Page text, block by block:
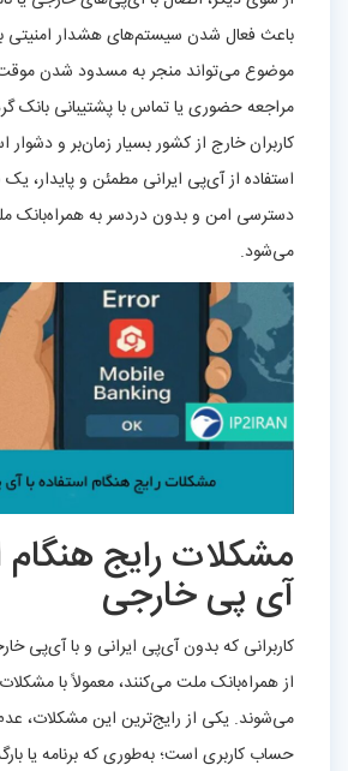
باعث فعال شدن سیستم‌های هشدار امنیتی
موضوع می‌تواند منجر به مسدود شدن موقت
مراجعه حضوری یا تماس با پشتیبانی بانک گردد؛
کاربران خارج از کشور بسیار زمان‌بر و دشوار است.
استفاده از آی‌پی ایرانی مطمئن و پایدار، یک
دسترسی امن و بدون دردسر به همراه‌بانک
می‌شود.
مشکلات رایج هنگام
آی‌ پی خارجی
کاربرانی که بدون آی‌پی ایرانی و با آی‌پی خارجی
از همراه‌بانک ملت می‌کنند، معمولاً با مشکلات
می‌شوند. یکی از رایج‌ترین این مشکلات، عدم
حساب کاربری است؛ به‌طوری که برنامه یا